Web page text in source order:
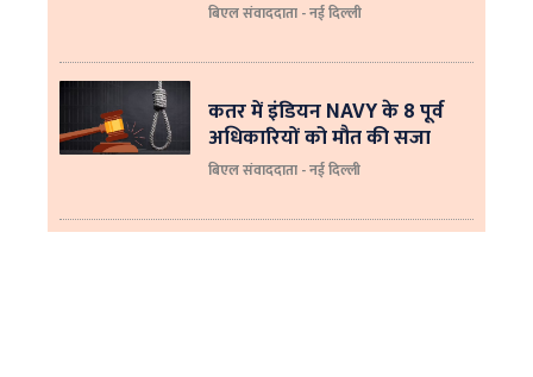
बिएल संवाददाता - नई दिल्‍ली
कतर में इंडियन NAVY के 8 पूर्व
अधिकारियों को मौत की सजा
बिएल संवाददाता - नई दिल्ली